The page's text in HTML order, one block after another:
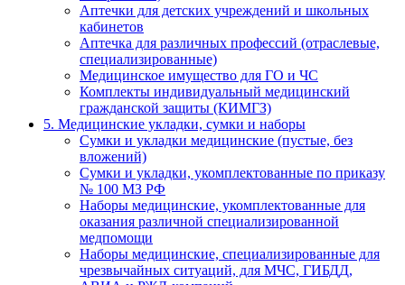
Аптечки для детских учреждений и школьных
кабинетов
Аптечка для различных профессий (отраслевые,
специализированные)
Медицинское имущество для ГО и ЧС
Комплекты индивидуальный медицинский
гражданской защиты (КИМГЗ)
5. Медицинские укладки, сумки и наборы
Сумки и укладки медицинские (пустые, без
вложений)
Сумки и укладки, укомплектованные по приказу
№ 100 МЗ РФ
Наборы медицинские, укомплектованные для
оказания различной специализированной
медпомощи
Наборы медицинские, специализированные для
чрезвычайных ситуаций, для МЧС, ГИБДД,